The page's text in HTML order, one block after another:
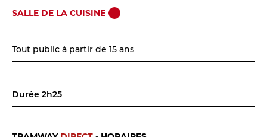
Accueil & horaires
SALLE DE LA CUISINE
Tout public à partir de 15 ans
Durée 2h25